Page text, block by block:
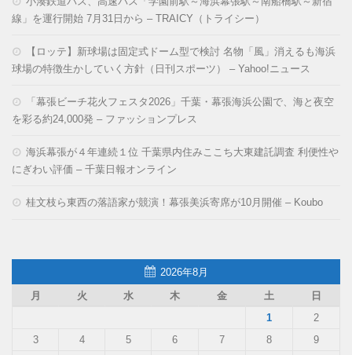
線」を運行開始 7月31日から – TRAICY（トライシー）
【ロッテ】新球場は固定式ドーム型で検討 名物「風」消えるも海浜
球場の特徴生かしていく方針（日刊スポーツ） – Yahoo!ニュース
「幕張ビーチ花火フェスタ2026」千葉・幕張海浜公園で、海と夜空
を彩る約24,000発 – ファッションプレス
海浜幕張が４年連続１位 千葉県内住みここち大東建託調査 利便性や
にぎわい評価 – 千葉日報オンライン
桂文枝ら東西の落語家が競演！幕張美浜寄席が10月開催 – Koubo
2026年8月
月
火 水 木 金 土
日
1
2
3
4 5 6 7 8
9